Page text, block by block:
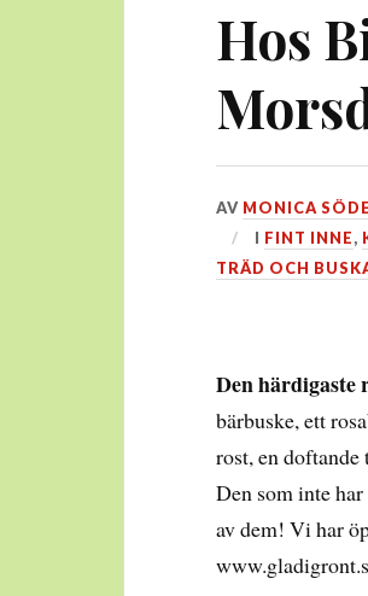
Hos
DEN
25
MAJ,
AV MONICA
I FINT INNE,
TRÄD OCH
Den härdigaste
bärbuske, ett
rost, en
Den som inte
av dem! Vi har